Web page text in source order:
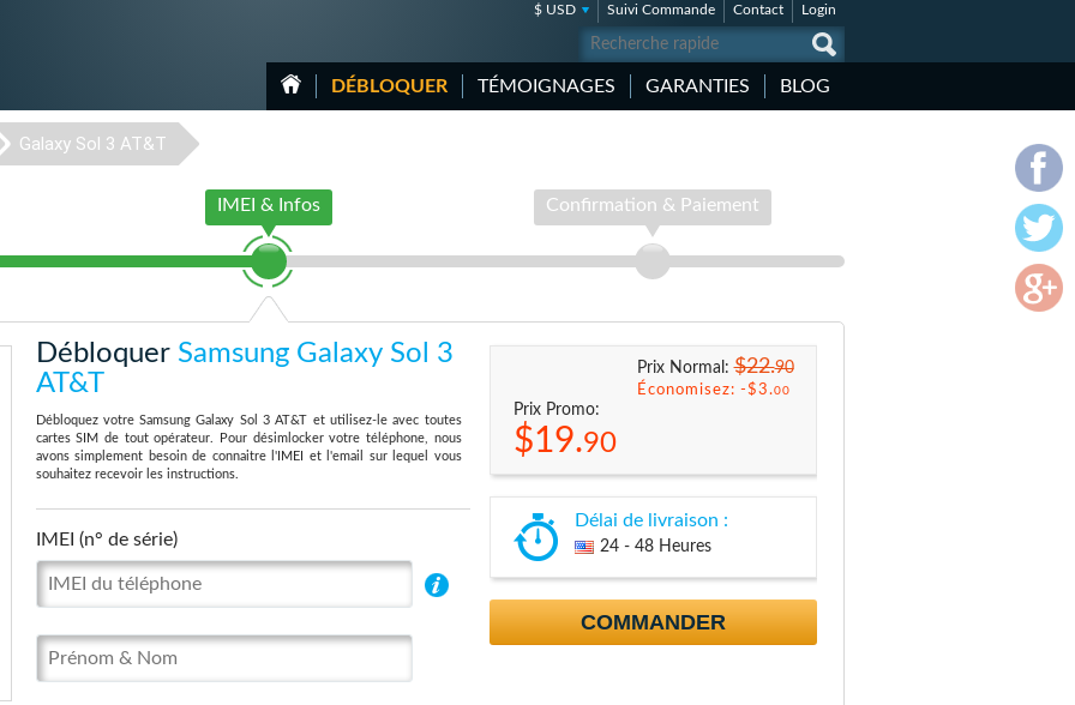
$ USD Suivi Commande Contact Login
DÉBLOQUER TÉMOIGNAGES GARANTIES BLOG
Galaxy Sol 3 AT&T
IMEI & Infos Confirmation & Paiement
Débloquer Samsung Galaxy Sol 3
AT&T
Débloquez votre Samsung Galaxy Sol 3 AT&T et utilisez-le avec toutes
cartes SIM de tout opérateur. Pour désimlocker votre téléphone, nous
avons simplement besoin de connaitre l'IMEI et l'email sur lequel vous
souhaitez recevoir les instructions.
IMEI (n° de série)
Prix Normal:$22.90
Économisez: -$3.00
Prix Promo:
$19.90
Délai de livraison :
24 - 48 Heures
COMMANDER